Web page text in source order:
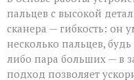
пальцев с высокой
сканера — гибкость: он
несколько пальцев,
либо пара больших — в
подход позволяет